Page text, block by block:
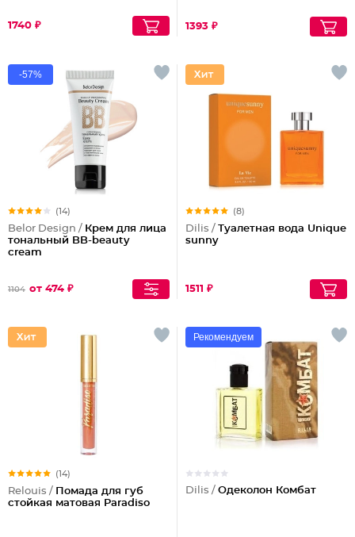
1740 ₽ 1393 ₽
-57%
(14)
Belor Design / Крем для лица
тональный BB-beauty
cream
1104 от 474 ₽
(8)
Dilis / Туалетная вода Unique
sunny
1511 ₽
(14)
Relouis / Помада для губ
стойкая матовая Paradiso
Рекомендуем
Dilis / Одеколон Комбат